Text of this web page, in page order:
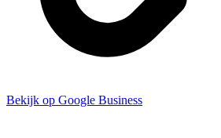
Bekijk op Google Business